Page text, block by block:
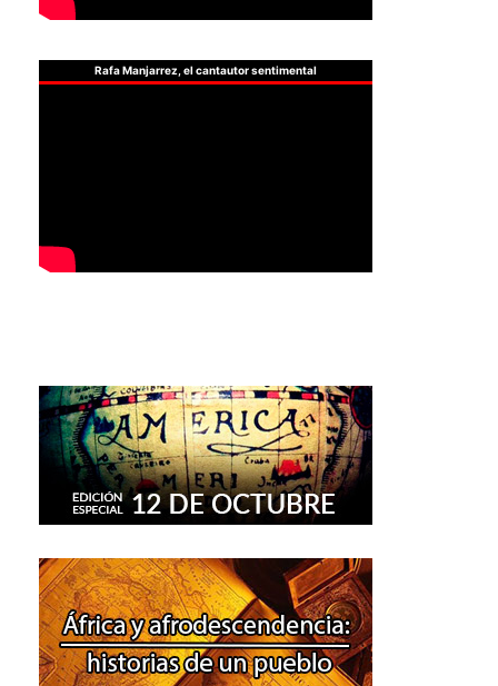
Rafa Manjarrez, el cantautor sentimental